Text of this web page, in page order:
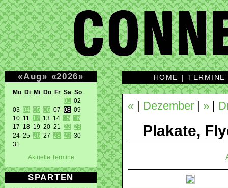
«Aug» «2026»
Mo Di Mi Do Fr Sa So
01
02
03 04 05 06 07 08 09
10 11 12 13 14 15
16
17 18 19 20 21 22
23
24 25 26 27 28 29 30
31
Aktuelle Termine
SPARTEN
HOME |TERMINE
« Dezember »
Plakate,